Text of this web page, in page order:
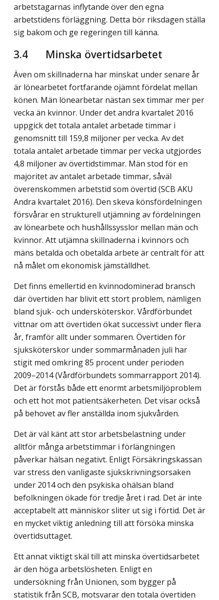
arbetstagarnas inflytande över den egna
arbetstidens förläggning. Detta bör riksdagen ställa
sig bakom och ge regeringen till känna.
3.4 Minska övertidsarbetet
Även om skillnaderna har minskat under senare år
är lönearbetet fortfarande ojämnt fördelat mellan
könen. Män lönearbetar nästan sex timmar mer per
vecka än kvinnor. Under det andra kvartalet 2016
uppgick det totala antalet arbetade timmar i
genomsnitt till 159,8 miljoner per vecka. Av det
totala antalet arbetade timmar per vecka utgjordes
4,8 miljoner av övertidstimmar. Män stod för en
majoritet av antalet arbetade timmar, såväl
överenskommen arbetstid som övertid (SCB AKU
Andra kvartalet 2016). Den skeva könsfördelningen
försvårar en strukturell utjämning av fördelningen
av lönearbete och hushållssysslor mellan män och
kvinnor. Att utjämna skillnaderna i kvinnors och
mäns betalda och obetalda arbete är centralt för att
nå målet om ekonomisk jämställdhet.
Det finns emellertid en kvinnodominerad bransch
där övertiden har blivit ett stort problem, nämligen
bland sjuk- och undersköterskor. Vårdförbundet
vittnar om att övertiden ökat successivt under flera
år, framför allt under sommaren. Övertiden för
sjuksköterskor under sommarmånaden juli har
stigit med omkring 85 procent under perioden
2009–2014 (Vårdförbundets sommarrapport 2014).
Det är förstås både ett enormt arbetsmiljöproblem
och ett hot mot patientsäkerheten. Det visar också
på behovet av fler anställda inom sjukvården.
Det är väl känt att stor arbetsbelastning under
alltför många arbetstimmar i förlängningen
påverkar hälsan negativt. Enligt Försäkringskassan
var stress den vanligaste sjukskrivningsorsaken
under 2014 och den psykiska ohälsan bland
befolkningen ökade för tredje året i rad. Det är inte
acceptabelt att människor sliter ut sig i förtid. Det är
en mycket viktig anledning till att försöka minska
övertidsuttaget.
Ett annat viktigt skäl till att minska övertidsarbetet
är den höga arbetslösheten. Enligt en
undersökning från Unionen, som bygger på
statistik från SCB, motsvarar den totala övertiden